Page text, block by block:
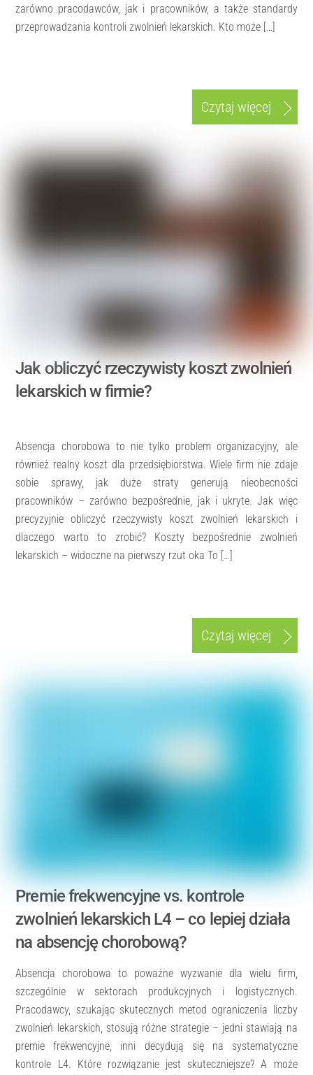
zarówno pracodawców, jak i pracowników, a także standardy
przeprowadzania kontroli zwolnień lekarskich. Kto może […]
Czytaj więcej
Jak obliczyć rzeczywisty koszt zwolnień
lekarskich w firmie?
Absencja chorobowa to nie tylko problem organizacyjny, ale
również realny koszt dla przedsiębiorstwa. Wiele firm nie zdaje
sobie sprawy, jak duże straty generują nieobecności
pracowników – zarówno bezpośrednie, jak i ukryte. Jak więc
precyzyjnie obliczyć rzeczywisty koszt zwolnień lekarskich i
dlaczego warto to zrobić? Koszty bezpośrednie zwolnień
lekarskich – widoczne na pierwszy rzut oka To […]
Czytaj więcej
Premie frekwencyjne vs. kontrole
zwolnień lekarskich L4 – co lepiej działa
na absencję chorobową?
Absencja chorobowa to poważne wyzwanie dla wielu firm,
szczególnie w sektorach produkcyjnych i logistycznych.
Pracodawcy, szukając skutecznych metod ograniczenia liczby
zwolnień lekarskich, stosują różne strategie – jedni stawiają na
premie frekwencyjne, inni decydują się na systematyczne
kontrole L4. Które rozwiązanie jest skuteczniejsze? A może